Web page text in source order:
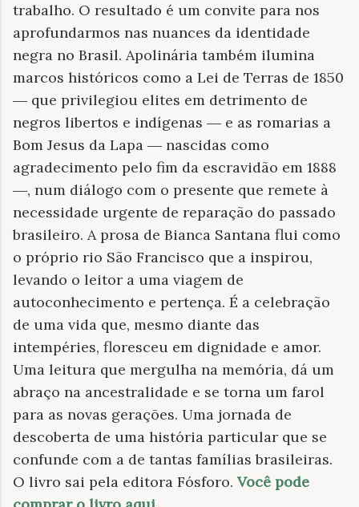
trabalho. O resultado é um convite para nos
aprofundarmos nas nuances da identidade
negra no Brasil. Apolinária também ilumina
marcos históricos como a Lei de Terras de 1850
― que privilegiou elites em detrimento de
negros libertos e indígenas ― e as romarias a
Bom Jesus da Lapa ― nascidas como
agradecimento pelo fim da escravidão em 1888
―, num diálogo com o presente que remete à
necessidade urgente de reparação do passado
brasileiro. A prosa de Bianca Santana flui como
o próprio rio São Francisco que a inspirou,
levando o leitor a uma viagem de
autoconhecimento e pertença. É a celebração
de uma vida que, mesmo diante das
intempéries, floresceu em dignidade e amor.
Uma leitura que mergulha na memória, dá um
abraço na ancestralidade e se torna um farol
para as novas gerações. Uma jornada de
descoberta de uma história particular que se
confunde com a de tantas famílias brasileiras.
O livro sai pela editora Fósforo. Você pode